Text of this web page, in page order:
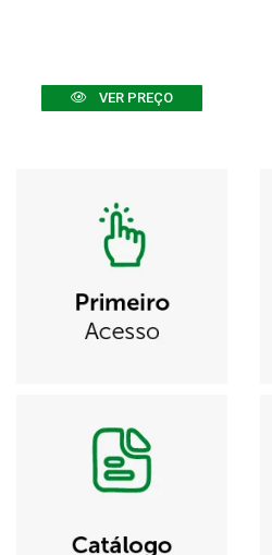
VER PREÇO